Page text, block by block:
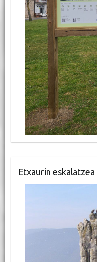
Etxaurin eskalatzea